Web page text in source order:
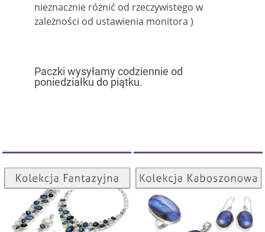
nieznacznie różnić od rzeczywistego w
zależności od ustawienia monitora )
Paczki wysyłamy codziennie od
poniedziałku do piątku.
Kolekcja Fantazyjna
ZOBACZ
Kolekcja Kaboszonowa
ZOBACZ